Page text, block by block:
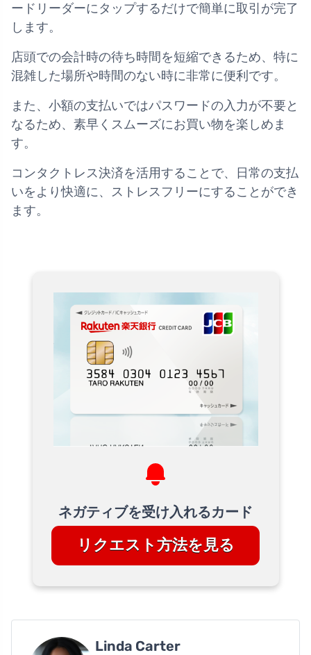
ードリーダーにタップするだけで簡単に取引が完了
します。
店頭での会計時の待ち時間を短縮できるため、特に
混雑した場所や時間のない時に非常に便利です。
また、小額の支払いではパスワードの入力が不要と
なるため、素早くスムーズにお買い物を楽しめま
す。
コンタクトレス決済を活用することで、日常の支払
いをより快適に、ストレスフリーにすることができ
ます。
ネガティブを受け入れるカード
リクエスト方法を見る
Linda Carter